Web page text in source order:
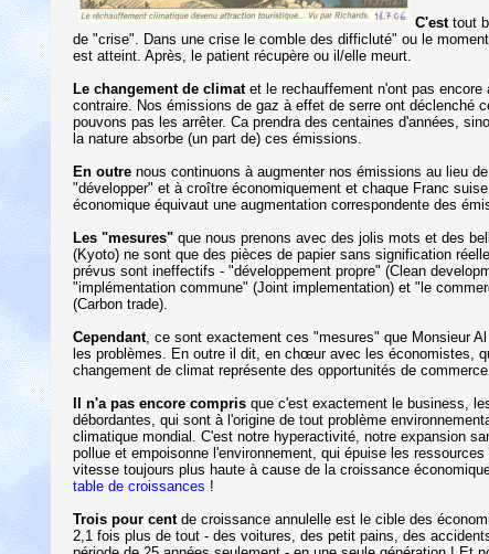
C'esttout
de "crise". Dans une crise le comble des difficluté" ou le
est atteint. Après, le patient récupère ou il/elle meurt.
Le changement de climatet le rechauffement n'ont pas encore
contraire. Nos émissions de gaz à effet de serre ont déclenché
pouvons pas les arrêter. Ca prendra des centaines d'années,
la nature absorbe (un part de) ces émissions.
En outre nous continuons à augmenter nos émissions au lieu
"développer" et à croître économiquement et chaque Franc
économique équivaut une augmentation correspondente des
Les "mesures" que nous prenons avec des jolis mots et des
(Kyoto) ne sont que des pièces de papier sans signification
prévus sont ineffectifs - "développement propre" (Clean
"implémentation commune" (Joint implementation) et "le
(Carbon trade).
Cependant, ce sont exactement ces "mesures" que Monsieur
les problèmes. En outre il dit, en chœur avec les économistes,
changement de climat représente des opportunités de
Il n'a pas encore compris que c'est exactement le business,
débordantes, qui sont à l'origine de tout problème
climatique mondial. C'est notre hyperactivité, notre expansion
pollue et empoisonne l'environnement, qui épuise les
vitesse toujours plus haute à cause de la croissance
table de croissances !
Trois pour centde croissance annulelle est le cible des
2,1 fois plus de tout - des voitures, des petit pains, des